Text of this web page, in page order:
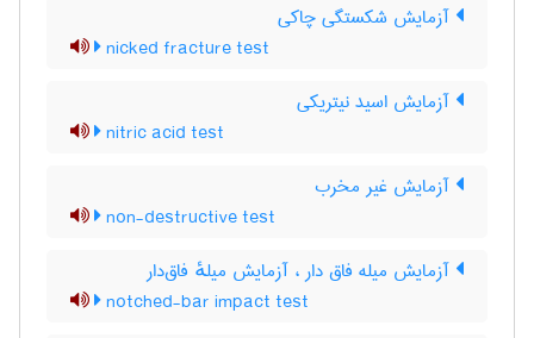
آزمایش شکستگی چاکی
nicked fracture test
آزمایش اسید نیتریکی
nitric acid test
آزمایش غیر مخرب
non-destructive test
آزمایش میله فاق دار ، آزمایش میلهٔ فاق‌دار
notched-bar impact test